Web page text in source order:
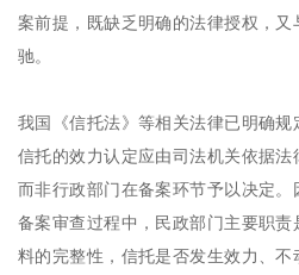
案前提，既缺乏明确的法律授权，
驰。
我国《信托法》等相关法律已明确规
信托的效力认定应由司法机关依据法
而非行政部门在备案环节予以决定
备案审查过程中，民政部门主要职
料的完整性，信托是否发生效力、